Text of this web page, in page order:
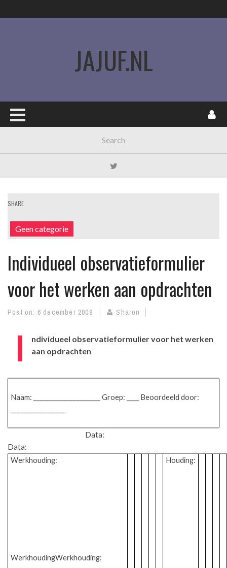
JAJUF.NL
SHARE
Geen categorie
Individueel observatieformulier
voor het werken aan opdrachten
Post on: 6 december 2009 Sharon
I
ndividueel observatieformulier voor het werken
aan opdrachten
Naam: ______________________ Groep: ____ Beoordeeld door:
Data:
Data:
Werkhouding:
WerkhoudingWerkhouding:
Houding: